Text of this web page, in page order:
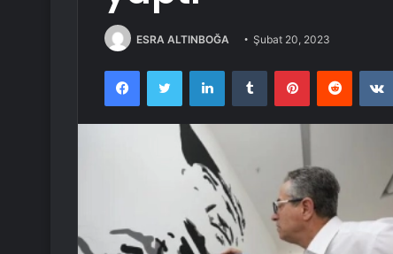
ESRA ALTINBOĞA Şubat 20, 2023
FacebookTwitter LinkedInTumblr PinterestReddit